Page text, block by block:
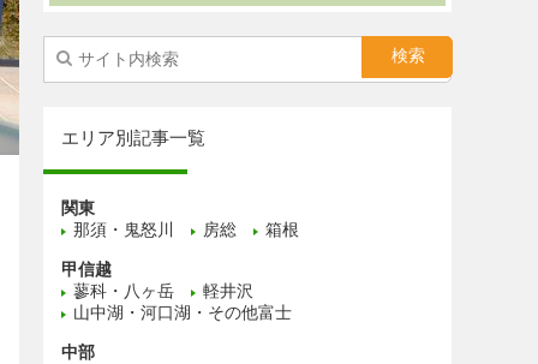
エリア別記事一覧
関東
那須・鬼怒川
房総 箱根
甲信越
蓼科・八ヶ岳
軽井沢
山中湖・河口湖・その他富士
中部